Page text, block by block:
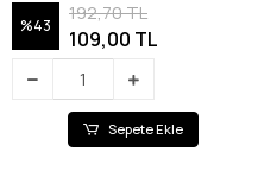
%43
192,70 TL
109,00 TL
Sepete Ekle